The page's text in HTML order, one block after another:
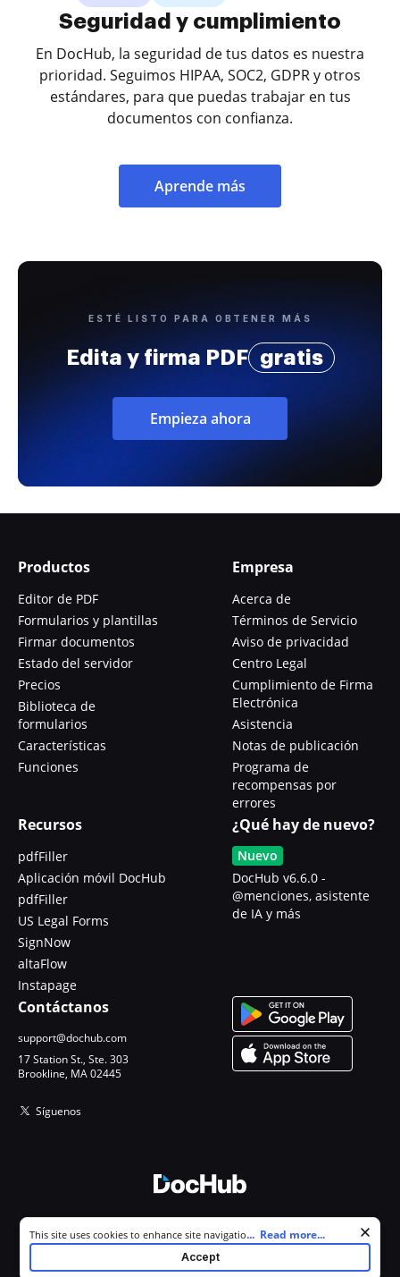
Seguridad y cumplimiento
En DocHub, la seguridad de tus datos es nuestra
prioridad. Seguimos HIPAA, SOC2, GDPR y otros
estándares, para que puedas trabajar en tus
documentos con confianza.
Aprende más
ESTÉ LISTO PARA OBTENER MÁS
Edita y firma PDF gratis
Empieza ahora
Productos
Editor de PDF
Formularios y plantillas
Firmar documentos
Estado del servidor
Precios
Biblioteca de
formularios
Características
Funciones
Empresa
Acerca de
Términos de Servicio
Aviso de privacidad
Centro Legal
Cumplimiento de Firma
Electrónica
Asistencia
Notas de publicación
Programa de
recompensas por
errores
Recursos
pdfFiller
Aplicación móvil DocHub
pdfFiller
US Legal Forms
SignNow
altaFlow
Instapage
¿Qué hay de nuevo?
Nuevo
DocHub v6.6.0 -
@menciones, asistente
de IA y más
Contáctanos
support@dochub.com
17 Station St., Ste. 303
Brookline, MA 02445
Síguenos
Todos los derechos reservados.
Cookie consent notice
This site uses cookies to enhance site navigation and personalize
your experience. By using this site you agree to our use of cookies as
described in our
. You can modify your selections by
... Read more...
Accept